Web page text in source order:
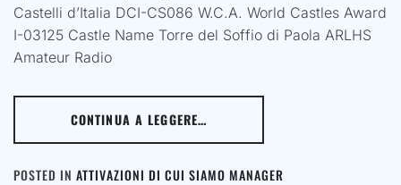
Castelli d’Italia DCI-CS086 W.C.A. World Castles Award
I-03125 Castle Name Torre del Soffio di Paola ARLHS
Amateur Radio
CONTINUA A LEGGERE…
POSTED IN ATTIVAZIONI DI CUI SIAMO MANAGER